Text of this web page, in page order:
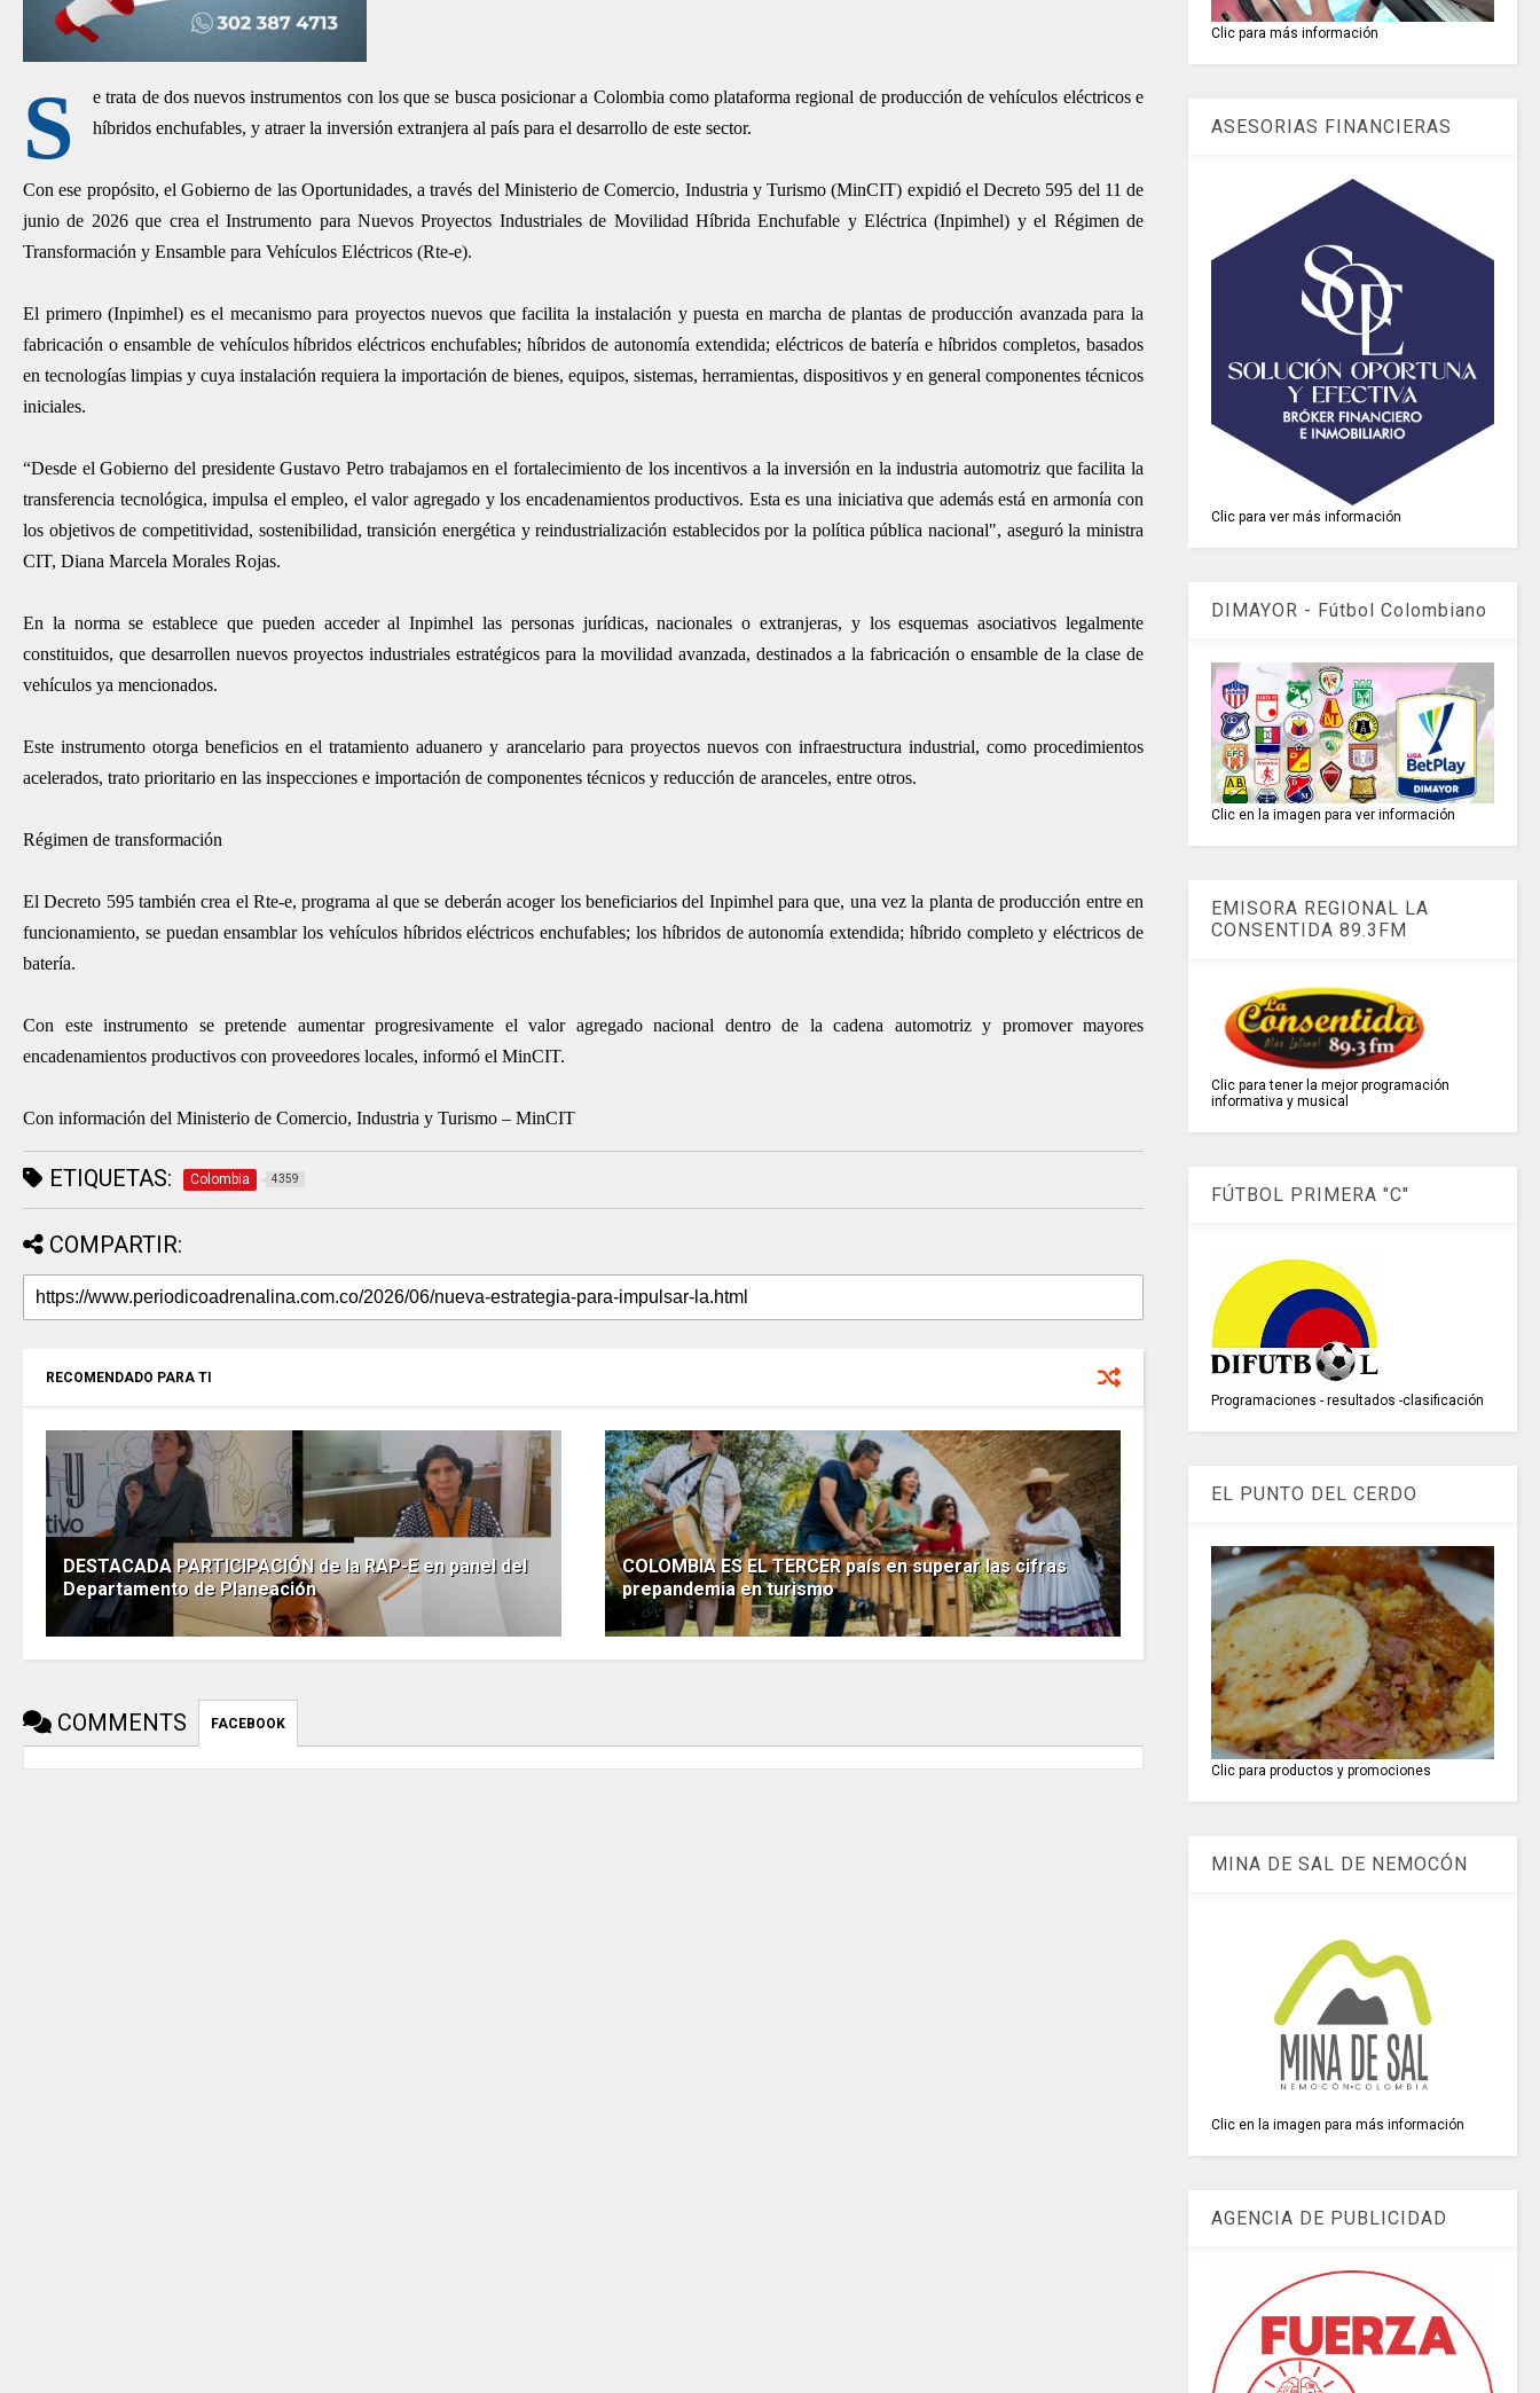
S
e trata de dos nuevos instrumentos con los que se busca posicionar a Colombia como plataforma regional de producción de vehículos eléctricos e
híbridos enchufables, y atraer la inversión extranjera al país para el desarrollo de este sector.
Con ese propósito, el Gobierno de las Oportunidades, a través del Ministerio de Comercio, Industria y Turismo (MinCIT) expidió el Decreto 595 del 11 de
junio de 2026 que crea el Instrumento para Nuevos Proyectos Industriales de Movilidad Híbrida Enchufable y Eléctrica (Inpimhel) y el Régimen de
Transformación y Ensamble para Vehículos Eléctricos (Rte-e).
El primero (Inpimhel) es el mecanismo para proyectos nuevos que facilita la instalación y puesta en marcha de plantas de producción avanzada para la
fabricación o ensamble de vehículos híbridos eléctricos enchufables; híbridos de autonomía extendida; eléctricos de batería e híbridos completos, basados
en tecnologías limpias y cuya instalación requiera la importación de bienes, equipos, sistemas, herramientas, dispositivos y en general componentes técnicos
iniciales.
“Desde el Gobierno del presidente Gustavo Petro trabajamos en el fortalecimiento de los incentivos a la inversión en la industria automotriz que facilita la
transferencia tecnológica, impulsa el empleo, el valor agregado y los encadenamientos productivos. Esta es una iniciativa que además está en armonía con
los objetivos de competitividad, sostenibilidad, transición energética y reindustrialización establecidos por la política pública nacional", aseguró la ministra
CIT, Diana Marcela Morales Rojas.
En la norma se establece que pueden acceder al Inpimhel las personas jurídicas, nacionales o extranjeras, y los esquemas asociativos legalmente
constituidos, que desarrollen nuevos proyectos industriales estratégicos para la movilidad avanzada, destinados a la fabricación o ensamble de la clase de
vehículos ya mencionados.
Este instrumento otorga beneficios en el tratamiento aduanero y arancelario para proyectos nuevos con infraestructura industrial, como procedimientos
acelerados, trato prioritario en las inspecciones e importación de componentes técnicos y reducción de aranceles, entre otros.
Régimen de transformación
El Decreto 595 también crea el Rte-e, programa al que se deberán acoger los beneficiarios del Inpimhel para que, una vez la planta de producción entre en
funcionamiento, se puedan ensamblar los vehículos híbridos eléctricos enchufables; los híbridos de autonomía extendida; híbrido completo y eléctricos de
batería.
Con este instrumento se pretende aumentar progresivamente el valor agregado nacional dentro de la cadena automotriz y promover mayores
encadenamientos productivos con proveedores locales, informó el MinCIT.
Con información del Ministerio de Comercio, Industria y Turismo – MinCIT
ETIQUETAS: Colombia 4359
COMPARTIR:
RECOMENDADO PARA TI
DESTACADA PARTICIPACIÓN de la RAP-E en panel del
Departamento de Planeación
COLOMBIA ES EL TERCER país en superar las cifras
prepandemia en turismo
COMMENTS FACEBOOK
Clic para más información
ASESORIAS FINANCIERAS
Clic para ver más información
DIMAYOR - Fútbol Colombiano
Clic en la imagen para ver información
EMISORA REGIONAL LA
CONSENTIDA 89.3FM
Clic para tener la mejor programación
informativa y musical
FÚTBOL PRIMERA "C"
Programaciones - resultados -clasificación
EL PUNTO DEL CERDO
Clic para productos y promociones
MINA DE SAL DE NEMOCÓN
Clic en la imagen para más información
AGENCIA DE PUBLICIDAD